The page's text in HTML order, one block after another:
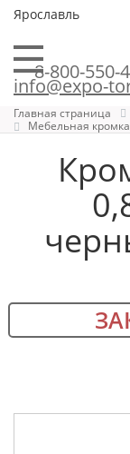
Ярославль
8-800-550-
info@expo-
Главная страница
Мебельная